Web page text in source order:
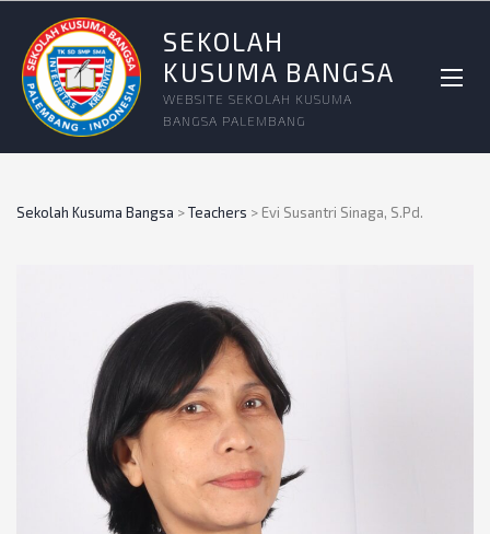
SEKOLAH
KUSUMA BANGSA
WEBSITE SEKOLAH KUSUMA
BANGSA PALEMBANG
Sekolah Kusuma Bangsa >Teachers > Evi Susantri Sinaga, S.Pd.